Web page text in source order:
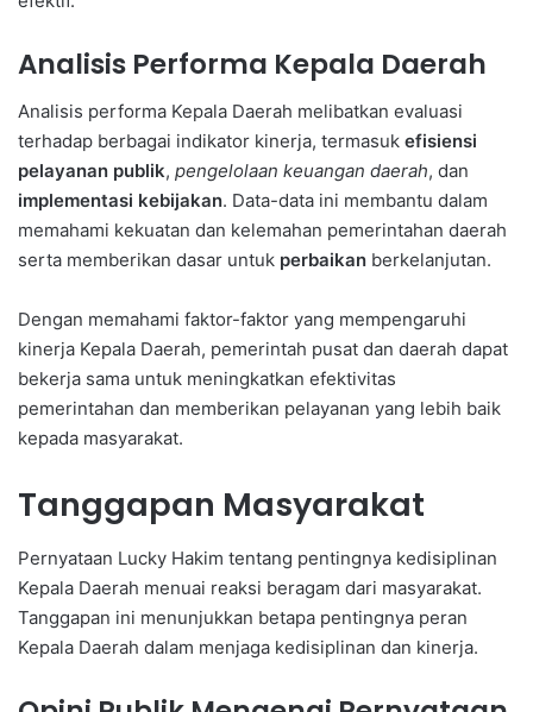
Analisis Performa Kepala Daerah
Analisis performa Kepala Daerah melibatkan evaluasi
terhadap berbagai indikator kinerja, termasuk efisiensi
pelayanan publik, pengelolaan keuangan daerah, dan
implementasi kebijakan. Data-data ini membantu dalam
memahami kekuatan dan kelemahan pemerintahan daerah
serta memberikan dasar untuk perbaikan berkelanjutan.
Dengan memahami faktor-faktor yang mempengaruhi
kinerja Kepala Daerah, pemerintah pusat dan daerah dapat
bekerja sama untuk meningkatkan efektivitas
pemerintahan dan memberikan pelayanan yang lebih baik
kepada masyarakat.
Tanggapan Masyarakat
Pernyataan Lucky Hakim tentang pentingnya kedisiplinan
Kepala Daerah menuai reaksi beragam dari masyarakat.
Tanggapan ini menunjukkan betapa pentingnya peran
Kepala Daerah dalam menjaga kedisiplinan dan kinerja.